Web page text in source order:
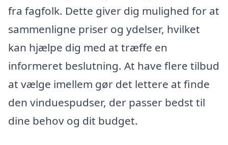
fra fagfolk. Dette giver dig mulighed for at
sammenligne priser og ydelser, hvilket
kan hjælpe dig med at træffe en
informeret beslutning. At have flere tilbud
at vælge imellem gør det lettere at finde
den vinduespudser, der passer bedst til
dine behov og dit budget.